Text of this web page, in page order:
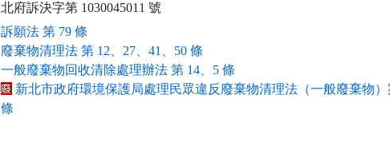
北府訴決字第 1030045011 號
訴願法 第 79 條
廢棄物清理法 第 12、27、41、50 條
一般廢棄物回收清除處理辦法 第 14、5 條
新北市政府環境保護局處理民眾違反廢棄物清理法（一般廢棄物
條